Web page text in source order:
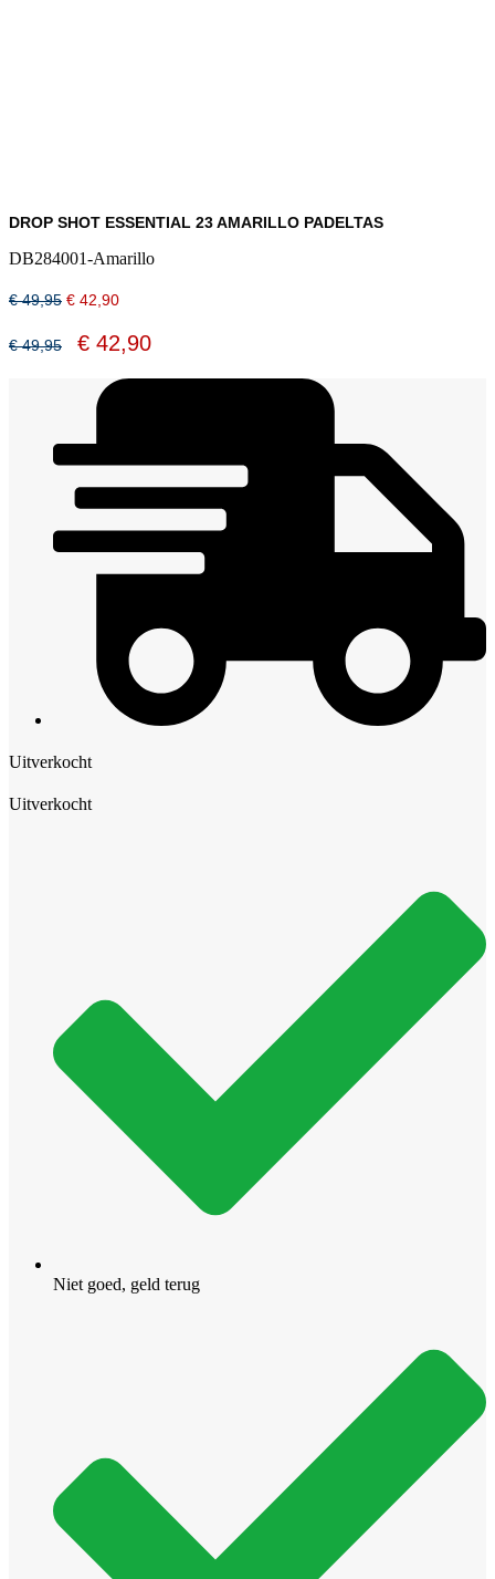
DROP SHOT ESSENTIAL 23 AMARILLO PADELTAS
DB284001-Amarillo
€49,95 Oorspronkelijke
was:
€ 49,95.
€ 42,90Huidige
is:
€ 42,90.
€49,95
Oorspronkelijke
prijs
€ 49,95.
€ 42,90Huidige
is:
Uitverkocht
Uitverkocht
Niet goed, geld terug